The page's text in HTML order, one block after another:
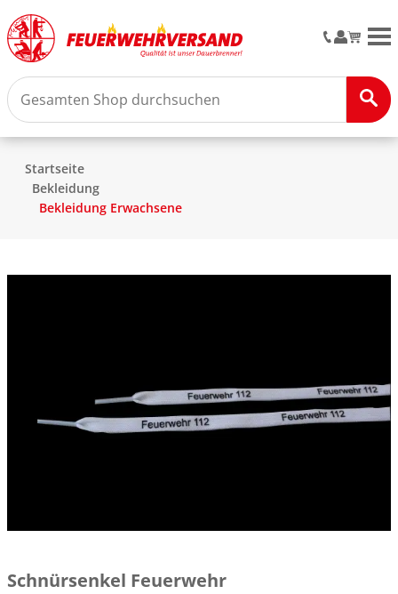
Startseite
Bekleidung
Bekleidung Erwachsene
Schnürsenkel Feuerwehr